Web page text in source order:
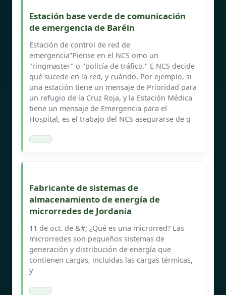
Estación base verde de comunicación
de emergencia de Baréin
Estación de control de red de
emergencia”Piense en el NCS omo un
"ringmaster" o "policía de tráfico." E NCS decide
qué sucede en la red, y cuándo. Por ejemplo, si
una estación tiene un mensaje de Prioridad para
un refugio de la Cruz Roja, y la Estación Médica
tiene un mensaje de Emergencia para el
Hospital, es el trabajo del NCS asegurarse de q
Fabricante de sistemas de
almacenamiento de energía de
microrredes de Jordania
11 de oct. de &#; ¿Qué es una microrred? Las
microrredes son pequeños sistemas de
generación y distribución de energía que
contienen cargas, incluidas las cargas térmicas,
y